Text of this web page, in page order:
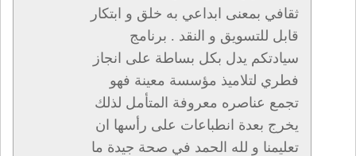
ثقافي بمعنى ابداعي به خلق و ابتكار
قابل للتسويق و النقد . برنامج
سيادتكم يدل بكل بساطة على انجاز
فطري لتلاميذ مؤسسة معينة فهو
تجمع عناصره معروفة المتأمل لذلك
يخرج بعدة انطباعات على رأسها ان
تعليمنا و لله الحمد في صحة جيدة ما